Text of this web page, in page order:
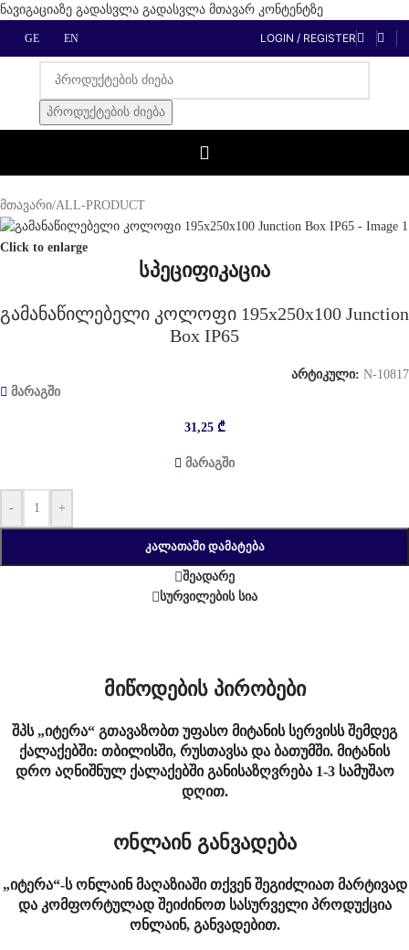
ნავიგაციაზე გადასვლა გადასვლა მთავარ კონტენტზე
GE EN LOGIN / REGISTER
პროდუქტების ძიება
მთავარი/ALL-PRODUCT
Click to enlarge
სპეციფიკაცია
გამანაწილებელი კოლოფი 195x250x100 Junction
Box IP65
არტიკული: N-10817
მარაგში
31,25 ₾
მარაგში
- +
ᲙᲐᲚᲐᲗᲐᲨᲘ ᲓᲐᲛᲐᲢᲔᲑᲐ
შეადარე
სურვილების სია
მიწოდების პირობები
შპს „იტერა“ გთავაზობთ უფასო მიტანის სერვისს შემდეგ
ქალაქებში: თბილისში, რუსთავსა და ბათუმში. მიტანის
დრო აღნიშნულ ქალაქებში განისაზღვრება 1-3 სამუშაო
დღით.
ონლაინ განვადება
„იტერა“-ს ონლაინ მაღაზიაში თქვენ შეგიძლიათ მარტივად
და კომფორტულად შეიძინოთ სასურველი პროდუქცია
ონლაინ, განვადებით.